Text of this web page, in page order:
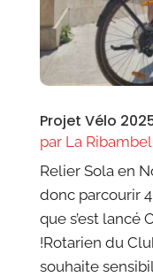
Projet Vélo
par La
Relier Sola en
donc parcourir
que s’est lancé
!Rotarien du
souhaite